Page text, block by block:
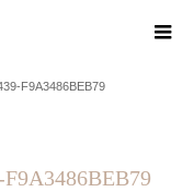
F9A3486BEB79